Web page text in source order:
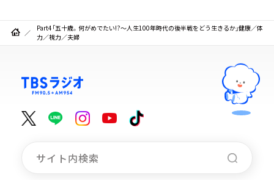
Part4「五十歳。何がめでたい!?～人生100年時代の後半戦をどう生きるか」健康／体
力／視力／夫婦